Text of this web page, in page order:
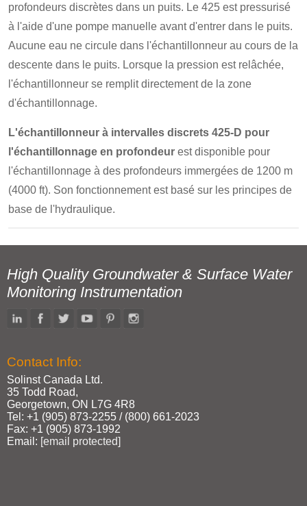
profondeurs discrètes dans un puits. Le 425 est pressurisé
à l'aide d'une pompe manuelle avant d'entrer dans le puits.
Aucune eau ne circule dans l'échantillonneur au cours de la
descente dans le puits. Lorsque la pression est relâchée,
l'échantillonneur se remplit directement de la zone
d'échantillonnage.
L'échantillonneur à intervalles discrets 425-D pour
l'échantillonnage en profondeur est disponible pour
l'échantillonnage à des profondeurs immergées de 1200 m
(4000 ft). Son fonctionnement est basé sur les principes de
base de l'hydraulique.
High Quality Groundwater & Surface Water
Monitoring Instrumentation
Contact Info:
Solinst Canada Ltd.
35 Todd Road,
Georgetown, ON L7G 4R8
Tel: +1 (905) 873‑2255 / (800) 661‑2023
Fax: +1 (905) 873‑1992
Email: [email protected]